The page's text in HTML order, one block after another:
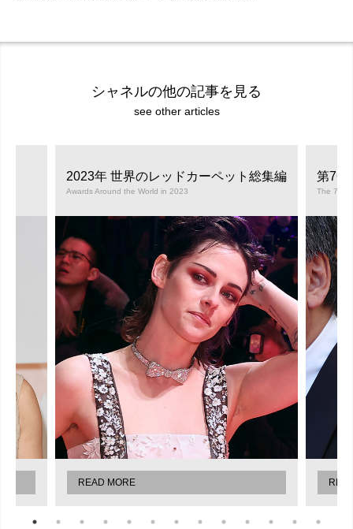
シャネルの他の記事を見る
see other articles
2023年 世界のレッドカーペット総集編
Awards Around the World in 2023
READ MORE
第76
The 76th